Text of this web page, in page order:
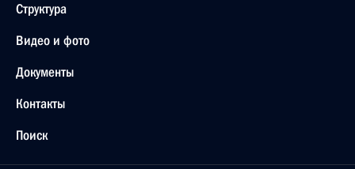
Структура
Видео и фото
Документы
Контакты
Поиск